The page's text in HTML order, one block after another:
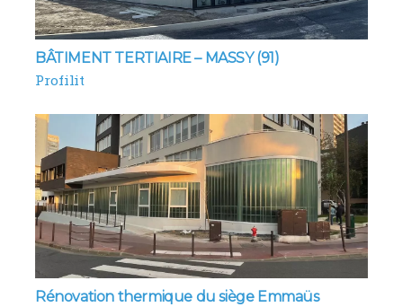
BÂTIMENT TERTIAIRE – MASSY (91)
Profilit
Rénovation thermique du siège Emmaüs